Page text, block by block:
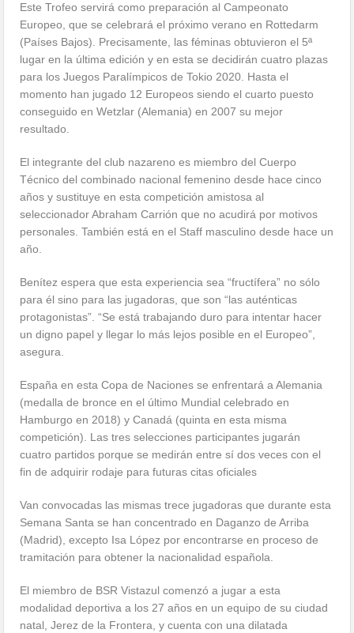
Este Trofeo servirá como preparación al Campeonato
Europeo, que se celebrará el próximo verano en Rottedarm
(Países Bajos). Precisamente, las féminas obtuvieron el 5ª
lugar en la última edición y en esta se decidirán cuatro plazas
para los Juegos Paralímpicos de Tokio 2020. Hasta el
momento han jugado 12 Europeos siendo el cuarto puesto
conseguido en Wetzlar (Alemania) en 2007 su mejor
resultado.
El integrante del club nazareno es miembro del Cuerpo
Técnico del combinado nacional femenino desde hace cinco
años y sustituye en esta competición amistosa al
seleccionador Abraham Carrión que no acudirá por motivos
personales. También está en el Staff masculino desde hace un
año.
Benítez espera que esta experiencia sea “fructífera” no sólo
para él sino para las jugadoras, que son “las auténticas
protagonistas”. “Se está trabajando duro para intentar hacer
un digno papel y llegar lo más lejos posible en el Europeo”,
asegura.
España en esta Copa de Naciones se enfrentará a Alemania
(medalla de bronce en el último Mundial celebrado en
Hamburgo en 2018) y Canadá (quinta en esta misma
competición). Las tres selecciones participantes jugarán
cuatro partidos porque se medirán entre sí dos veces con el
fin de adquirir rodaje para futuras citas oficiales
Van convocadas las mismas trece jugadoras que durante esta
Semana Santa se han concentrado en Daganzo de Arriba
(Madrid), excepto Isa López por encontrarse en proceso de
tramitación para obtener la nacionalidad española.
El miembro de BSR Vistazul comenzó a jugar a esta
modalidad deportiva a los 27 años en un equipo de su ciudad
natal, Jerez de la Frontera, y cuenta con una dilatada